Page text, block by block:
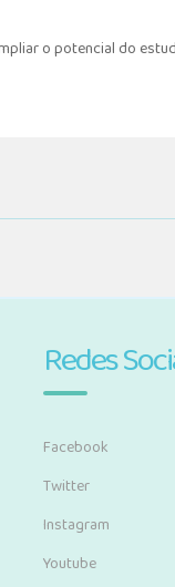
o potencial do
Redes
Facebook
Twitter
Instagram
Youtube